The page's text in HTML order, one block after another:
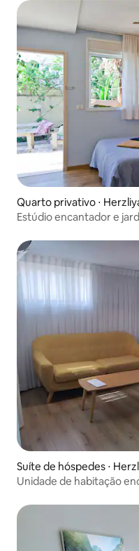
Quarto privativo ⋅
Estúdio encantador e
Suíte de hóspedes ⋅
Unidade de habitação